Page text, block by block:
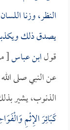
النظر، وزنا
يصدق ذلك
قولابن عباس[
عن النبي صلى
الذنوب، يشير
كَبَائِرَ الإِثْمِ